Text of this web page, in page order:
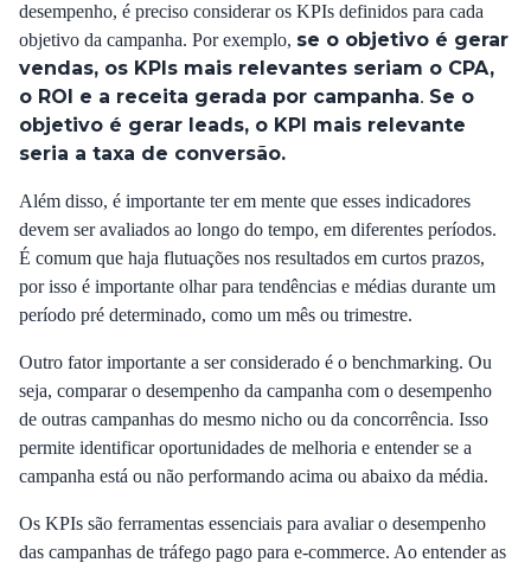
desempenho, é preciso considerar os KPIs definidos para cada
objetivo da campanha. Por exemplo, se o objetivo é gerar
vendas, os KPIs mais relevantes seriam o CPA,
o ROI e a receita gerada por campanha. Se o
objetivo é gerar leads, o KPI mais relevante
seria a taxa de conversão.
Além disso, é importante ter em mente que esses indicadores
devem ser avaliados ao longo do tempo, em diferentes períodos.
É comum que haja flutuações nos resultados em curtos prazos,
por isso é importante olhar para tendências e médias durante um
período pré determinado, como um mês ou trimestre.
Outro fator importante a ser considerado é o benchmarking. Ou
seja, comparar o desempenho da campanha com o desempenho
de outras campanhas do mesmo nicho ou da concorrência. Isso
permite identificar oportunidades de melhoria e entender se a
campanha está ou não performando acima ou abaixo da média.
Os KPIs são ferramentas essenciais para avaliar o desempenho
das campanhas de tráfego pago para e-commerce. Ao entender as